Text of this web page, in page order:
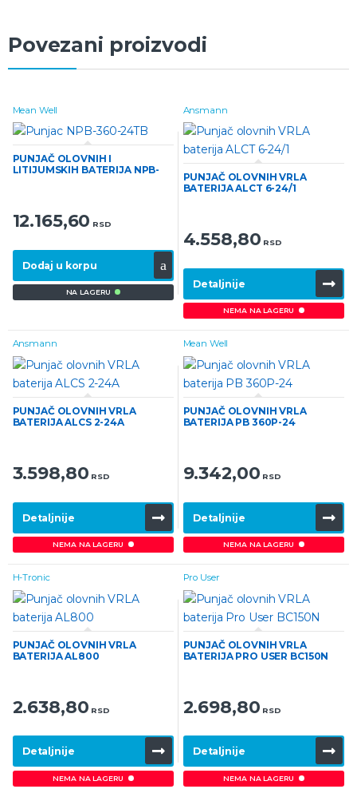
Povezani proizvodi
Mean Well
PUNJAČ OLOVNIH I
LITIJUMSKIH BATERIJA NPB-
12.165,60 RSD
Dodaj u korpu
NA LAGERU
Ansmann
PUNJAČ OLOVNIH VRLA
BATERIJA ALCT 6-24/1
4.558,80 RSD
Detaljnije
NEMA NA LAGERU
Ansmann
PUNJAČ OLOVNIH VRLA
BATERIJA ALCS 2-24A
3.598,80 RSD
Detaljnije
NEMA NA LAGERU
Mean Well
PUNJAČ OLOVNIH VRLA
BATERIJA PB 360P-24
9.342,00 RSD
Detaljnije
NEMA NA LAGERU
H-Tronic
PUNJAČ OLOVNIH VRLA
BATERIJA AL800
2.638,80 RSD
Detaljnije
NEMA NA LAGERU
Pro User
PUNJAČ OLOVNIH VRLA
BATERIJA PRO USER BC150N
2.698,80 RSD
Detaljnije
NEMA NA LAGERU